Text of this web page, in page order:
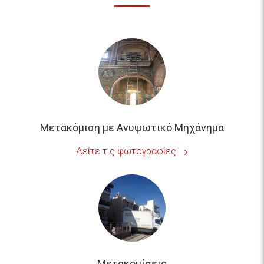
Μετακόμιση με Ανυψωτικό Μηχάνημα
Δείτε τις φωτογραφίες
Μετακομίσεις